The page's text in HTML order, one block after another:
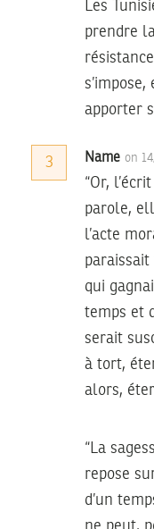
Les
prendre
apporter
3 Name on
“Or,
parole,
l’acte
qui
temps et
serait
à tort,
alors,
“La
repose
d’un